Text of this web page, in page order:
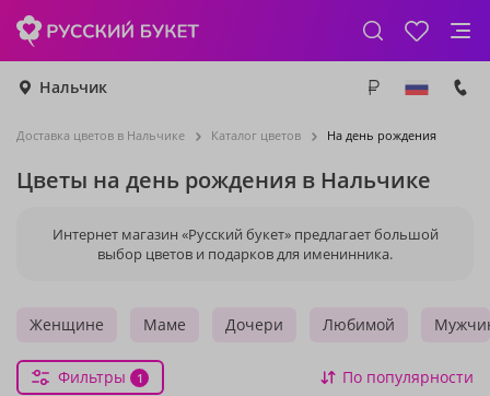
Нальчик
Доставка цветов в Нальчике Каталог цветов На день рождения
Цветы на день рождения в Нальчике
Интернет магазин «Русский букет» предлагает большой
выбор цветов и подарков для именинника.
Женщине Маме Дочери Любимой
Фильтры 1 По популярности